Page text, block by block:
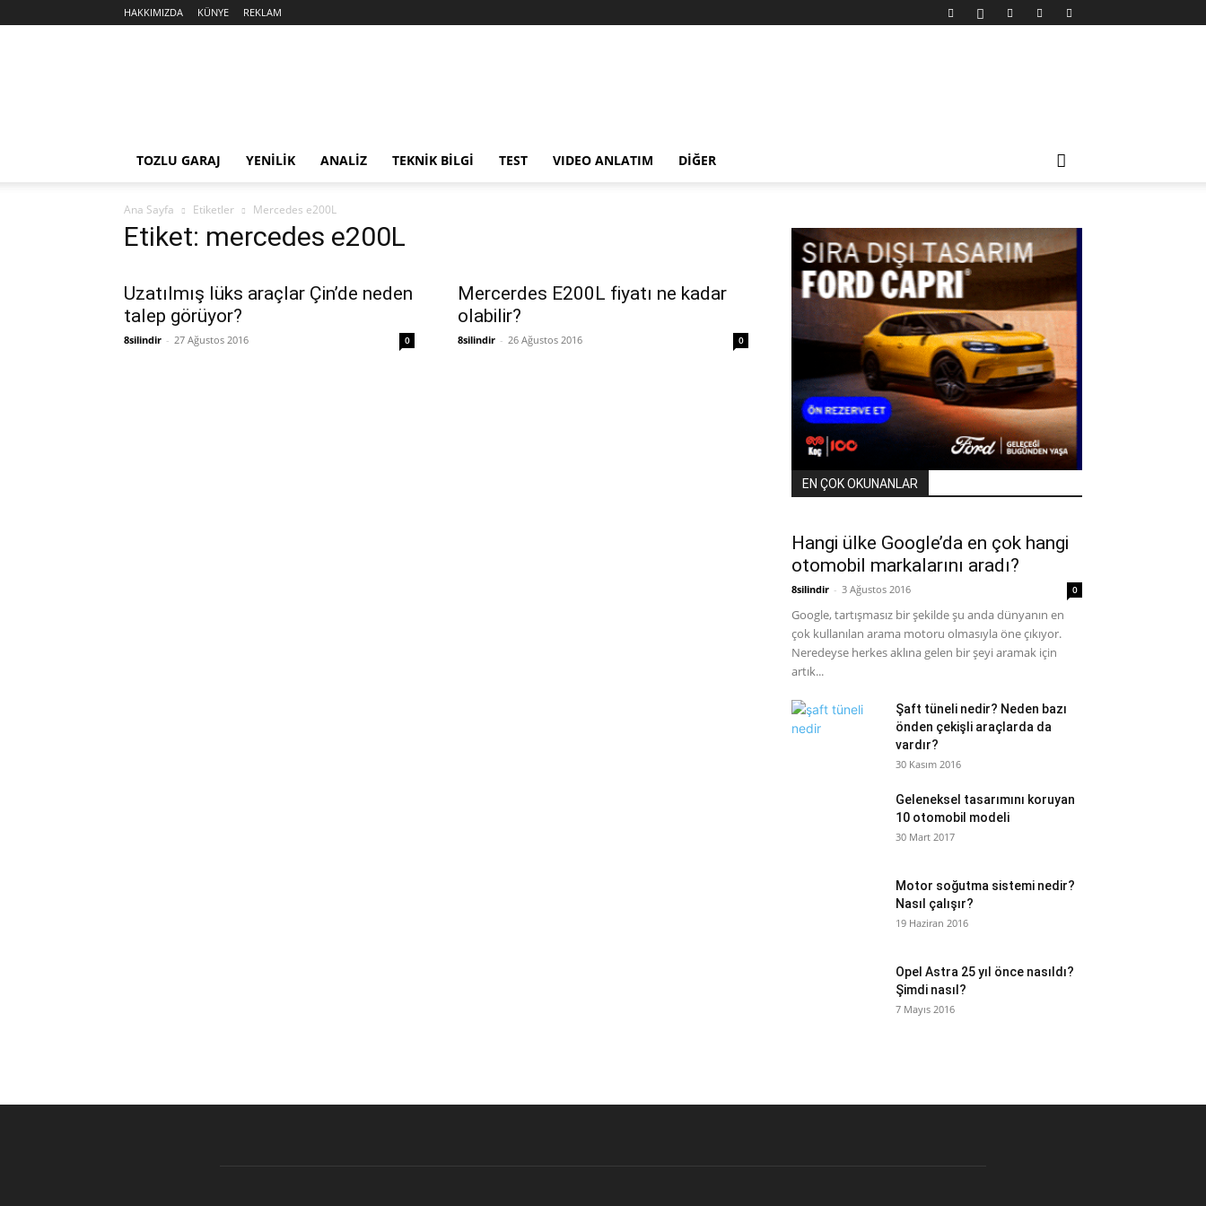
HAKKIMIZDA KÜNYE REKLAM
TOZLU GARAJ YENİLİK ANALİZ TEKNİK BİLGİ TEST VIDEO ANLATIM DİĞER
Ana Sayfa Etiketler Mercedes e200L
Etiket: mercedes e200L
Uzatılmış lüks araçlar Çin’de neden
talep görüyor?
8silindir - 27 Ağustos 2016 0
Mercerdes E200L fiyatı ne kadar
olabilir?
8silindir - 26 Ağustos 2016 0
EN ÇOK OKUNANLAR
Hangi ülke Google’da en çok hangi
otomobil markalarını aradı?
8silindir - 3 Ağustos 2016 0
Google, tartışmasız bir şekilde şu anda dünyanın en
çok kullanılan arama motoru olmasıyla öne çıkıyor.
Neredeyse herkes aklına gelen bir şeyi aramak için
artık...
Şaft tüneli nedir? Neden bazı
önden çekişli araçlarda da
vardır?
30 Kasım 2016
Geleneksel tasarımını koruyan
10 otomobil modeli
30 Mart 2017
Motor soğutma sistemi nedir?
Nasıl çalışır?
19 Haziran 2016
Opel Astra 25 yıl önce nasıldı?
Şimdi nasıl?
7 Mayıs 2016